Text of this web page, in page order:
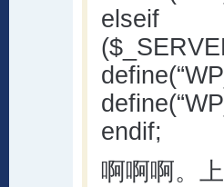
elseif
endif;
啊啊啊。